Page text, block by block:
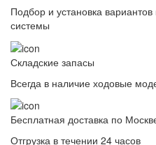
Подбор и установка
системы
Складские запасы
Всегда в наличие ходовые
Бесплатная доставка по
Отгрузка в течении 24 часов